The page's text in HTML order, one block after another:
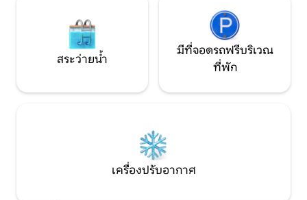
สระว่ายน้ำ
มีที่จอดรถฟรีบริเวณ
ที่พัก
เครื่องปรับอากาศ